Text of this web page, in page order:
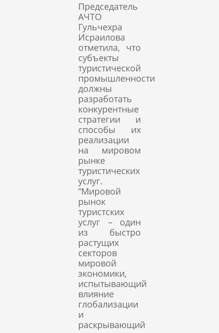
Председатель
АЧТО
Гульчехра
Исраилова
отметила, что
субъекты
туристической
промышленности
должны
разработать
конкурентные
стратегии и
способы их
реализации
на мировом
рынке
туристических
услуг.
“Мировой
рынок
туристских
услуг – один
из быстро
растущих
секторов
мировой
экономики,
испытывающий
влияние
глобализации
и
раскрывающий